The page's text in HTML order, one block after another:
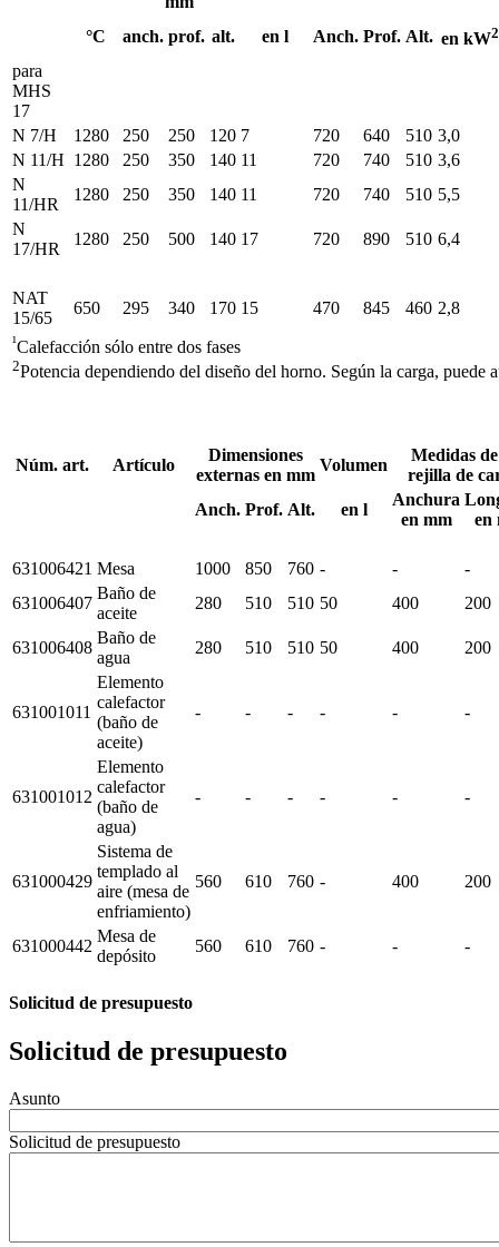
°C anch. prof. alt. en l Anch. Prof. Alt. en kW2
para
MHS
17
N 7/H
1280 250 250 120 7 720 640 510 3,0
N 11/H 1280 250 350 140 11 720 740 510 3,6
N
11/HR
1280 250 350 140 11 720 740 510 5,5
N
17/HR
1280 250 500 140 17 720 890 510 6,4
NAT
15/65
650 295 340 170 15 470 845 460 2,8
¹Calefacción sólo entre dos fases
2Potencia dependiendo del diseño del horno. Según la carga, puede
Núm. art. Artículo
Dimensiones
externas en mm
Volumen
Medidas
rejilla de
Anch. Prof. Alt. en l
Anchura
en mm
en
631006421 Mesa 1000 850 760 - -
-
631006407
Baño de
aceite
280 510 510 50 400 200
631006408
Baño de
agua
280 510 510 50 400 200
631001011
Elemento
calefactor
(baño de
aceite)
- - - - - -
631001012
Elemento
calefactor
(baño de
agua)
- - - - - -
631000429
Sistema de
templado al
aire (mesa de
enfriamiento)
560 610 760 - 400 200
631000442
Mesa de
depósito
560 610 760 - - -
Solicitud de presupuesto
Solicitud de presupuesto
Asunto
Solicitud de presupuesto